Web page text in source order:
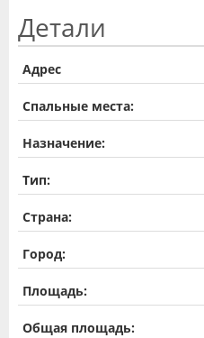
Детали
Адрес
Спальные места:
Назначение:
Тип:
Страна:
Город:
Площадь:
Общая площадь: